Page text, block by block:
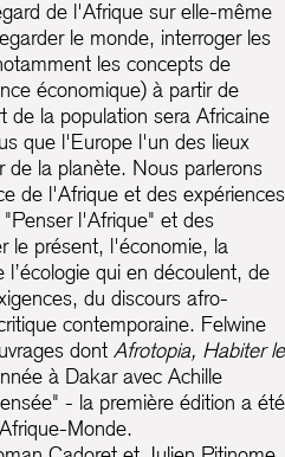
de l'Afrique sur elle-même
le monde, interroger les
les concepts de
économique) à partir de
la population sera Africaine
que l'Europe l'un des lieux
de la planète. Nous parlerons
de l'Afrique et des expériences
l'Afrique" et des
le présent, l'économie, la
qui en découlent, de
du discours afro-
contemporaine. Felwine
dont Afrotopia, Habiter le
à Dakar avec Achille
- la première édition a été
Monde.